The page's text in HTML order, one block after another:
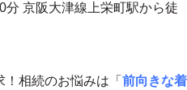
分 京阪大津線上栄町駅から徒
相続のお悩みは「 前向きな着